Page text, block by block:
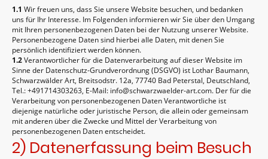
1.1 Wir freuen uns, dass Sie unsere Website besuchen, und bedanken
uns für Ihr Interesse. Im Folgenden informieren wir Sie über den Umgang
mit Ihren personenbezogenen Daten bei der Nutzung unserer Website.
Personenbezogene Daten sind hierbei alle Daten, mit denen Sie
persönlich identifiziert werden können.
1.2Verantwortlicher für die Datenverarbeitung auf dieser Website im
Sinne der Datenschutz-Grundverordnung (DSGVO) ist Lothar Baumann,
Schwarzwälder Art, Breitsodstr. 12a, 77740 Bad Peterstal, Deutschland,
Tel.: +491714303263, E-Mail: info@schwarzwaelder-art.com. Der für die
Verarbeitung von personenbezogenen Daten Verantwortliche ist
diejenige natürliche oder juristische Person, die allein oder gemeinsam
mit anderen über die Zwecke und Mittel der Verarbeitung von
personenbezogenen Daten entscheidet.
2) Datenerfassung beim Besuch